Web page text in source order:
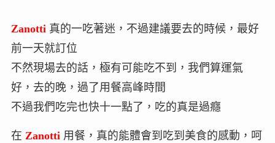
Zanotti真的一吃著迷，不過建議要去的時候，最好
前一天就訂位
不然現場去的話，極有可能吃不到，我們算運氣
好，去的晚，過了用餐高峰時間
不過我們吃完也快十一點了，吃的真是過癮
在 Zanotti用餐，真的能體會到吃到美食的感動，呵